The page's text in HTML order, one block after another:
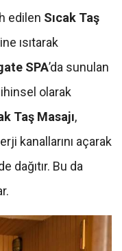
edilen Sıcak Taş
ısıtarak
SPA’da sunulan
olarak
Taş Masajı,
kanallarını açarak
dağıtır. Bu da